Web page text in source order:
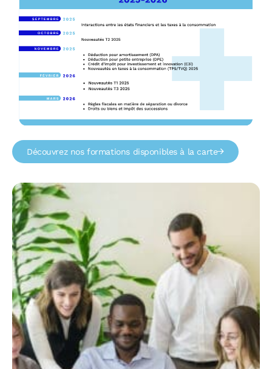
Découvrez nos formations disponibles à la carte